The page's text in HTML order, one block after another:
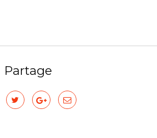
Partage